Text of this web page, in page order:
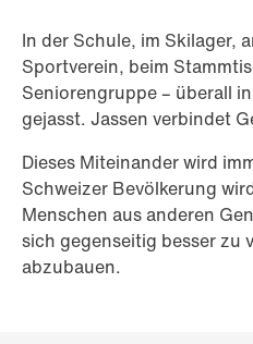
In der Schule, im Skilager,
Sportverein, beim
Seniorengruppe – überall
gejasst. Jassen verbindet
Dieses Miteinander wird
Schweizer Bevölkerung
Menschen aus anderen
sich gegenseitig besser zu
abzubauen.